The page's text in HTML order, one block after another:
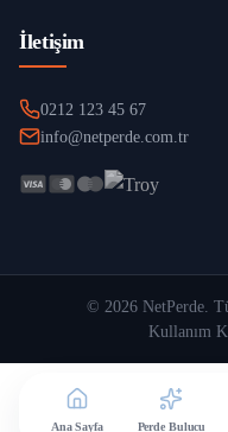
İletişim
0212 123 45 67
info@netperde.com.tr
© 2026 NetPerde.
Kullanım
Ana Sayfa Perde Bulucu